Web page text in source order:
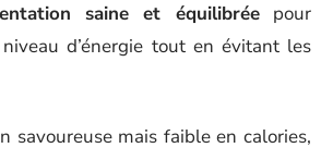
saine et équilibréepour
d’énergie tout en évitant les
savoureuse mais faible en calories,